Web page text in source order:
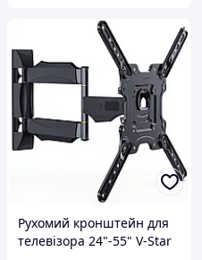
Рухомий кронштейн для
телевізора 24"-55" V-Star